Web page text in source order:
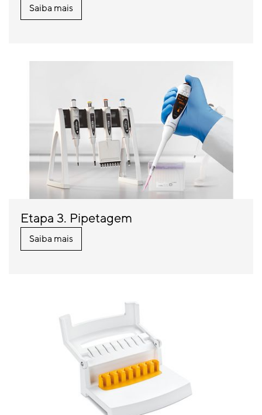
Saiba mais
Etapa 3. Pipetagem
Saiba mais